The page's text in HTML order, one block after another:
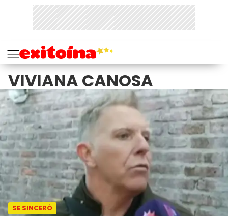
VIVIANA CANOSA
SE SINCERÓ